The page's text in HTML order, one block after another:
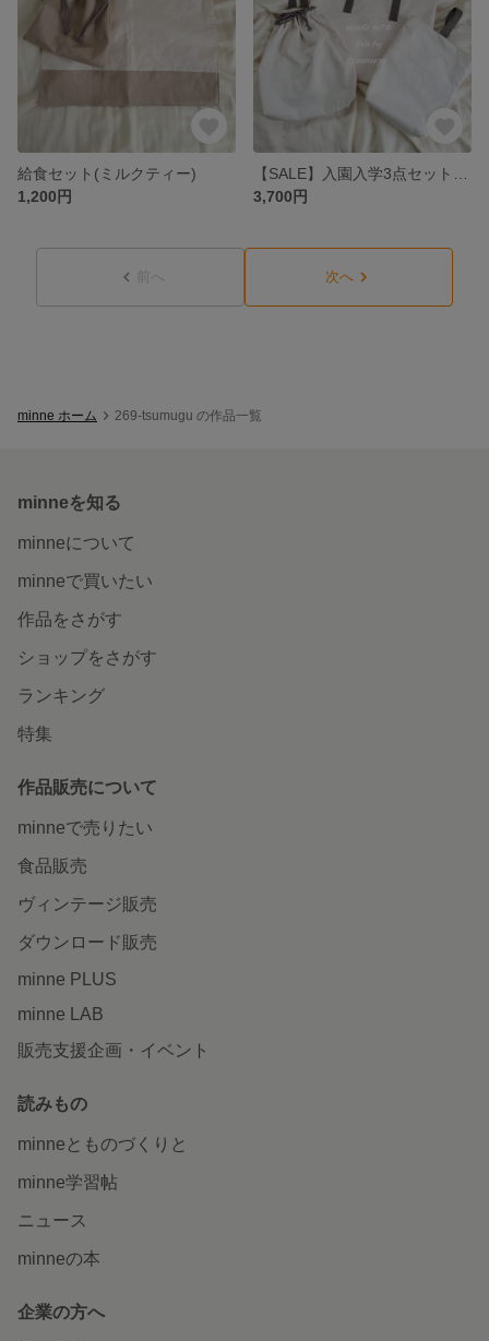
給食セット(ミルクティー)
1,200円
3,700円
前へ 次へ
minne ホーム 269-tsumugu の作品一覧
minneを知る
minneについて
minneで買いたい
作品をさがす
ショップをさがす
ランキング
特集
作品販売について
minneで売りたい
食品販売
ヴィンテージ販売
ダウンロード販売
minne PLUS
minne LAB
販売支援企画・イベント
読みもの
minneとものづくりと
minne学習帖
ニュース
minneの本
企業の方へ